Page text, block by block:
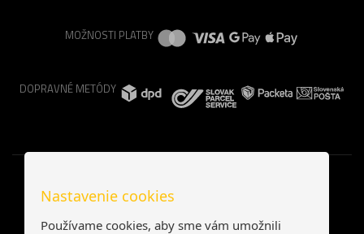
MOŽNOSTI PLATBY
DOPRAVNÉ METÓDY
Nastavenie cookies
Používame cookies, aby sme vám umožnili